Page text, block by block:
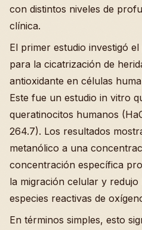
con distintos niveles de
clínica.
El primer estudio investigó
para la cicatrización de
antioxidante en células
Este fue un estudio in vitro
queratinocitos humanos
264.7). Los resultados
metanólico a una
concentración específica
la migración celular y redujo
especies reactivas de
En términos simples, esto